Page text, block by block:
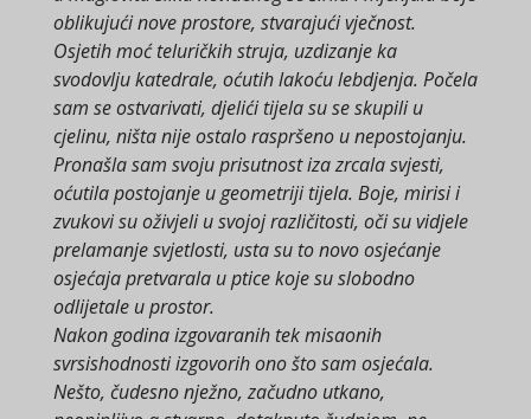
oblikujući nove prostore, stvarajući vječnost.
Osjetih moć teluričkih struja, uzdizanje ka
svodovlju katedrale, oćutih lakoću lebdjenja. Počela
sam se ostvarivati, djelići tijela su se skupili u
cjelinu, ništa nije ostalo raspršeno u nepostojanju.
Pronašla sam svoju prisutnost iza zrcala svjesti,
oćutila postojanje u geometriji tijela. Boje, mirisi i
zvukovi su oživjeli u svojoj različitosti, oči su vidjele
prelamanje svjetlosti, usta su to novo osjećanje
osjećaja pretvarala u ptice koje su slobodno
odlijetale u prostor.
Nakon godina izgovaranih tek misaonih
svrsishodnosti izgovorih ono što sam osjećala.
Nešto, čudesno nježno, začudno utkano,